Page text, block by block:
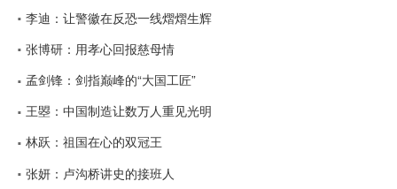
李迪：让警徽在反恐一线熠熠生辉
张博研：用孝心回报慈母情
孟剑锋：剑指巅峰的“大国工匠”
王曌：中国制造让数万人重见光明
林跃：祖国在心的双冠王
张妍：卢沟桥讲史的接班人